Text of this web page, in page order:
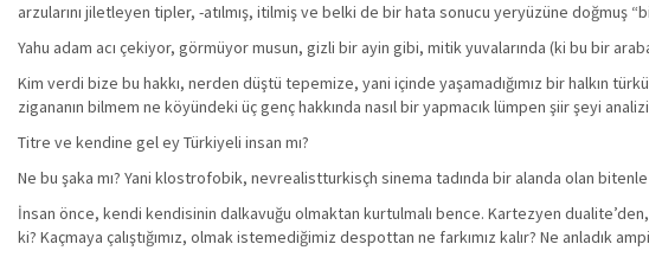
arzularını jiletleyen tipler, -atılmış, itilmiş ve belki de bir hata sonucu yeryüzüne
Yahu adam acı çekiyor, görmüyor musun, gizli bir ayin gibi, mitik yuvalarında (ki bu bir
Kim verdi bize bu hakkı, nerden düştü tepemize, yani içinde yaşamadığımız bir halkın
zigananın bilmem ne köyündeki üç genç hakkında nasıl bir yapmacık lümpen şiir şeyi
Titre ve kendine gel ey Türkiyeli insan mı?
Ne bu şaka mı? Yani klostrofobik, nevrealistturkisçh sinema tadında bir alanda olan
İnsan önce, kendi kendisinin dalkavuğu olmaktan kurtulmalı bence. Kartezyen
ki? Kaçmaya çalıştığımız, olmak istemediğimiz despottan ne farkımız kalır? Ne anladık